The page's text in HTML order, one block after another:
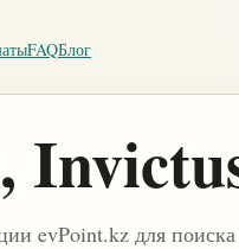
FAQБлог
evPoint.kz для